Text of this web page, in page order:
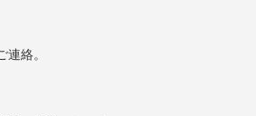
絡。